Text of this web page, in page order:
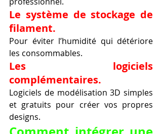
Le système de stockage de
filament.
Pour éviter l’humidité qui détériore
les consommables.
Les logiciels
complémentaires.
Logiciels de modélisation 3D simples
et gratuits pour créer vos propres
designs.